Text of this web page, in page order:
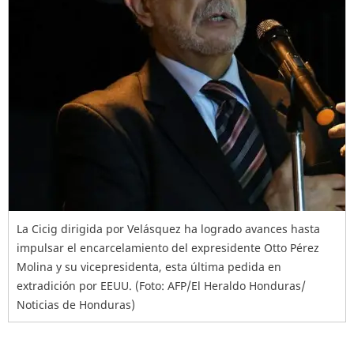
La Cicig dirigida por Velásquez ha logrado avances hasta
impulsar el encarcelamiento del expresidente Otto Pérez
Molina y su vicepresidenta, esta última pedida en
extradición por EEUU. (Foto: AFP/El Heraldo Honduras/
Noticias de Honduras)